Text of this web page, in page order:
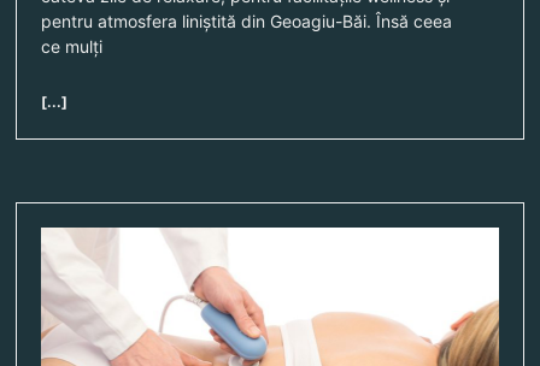
pentru atmosfera liniștită din Geoagiu-Băi. Însă ceea
ce mulți
[...]